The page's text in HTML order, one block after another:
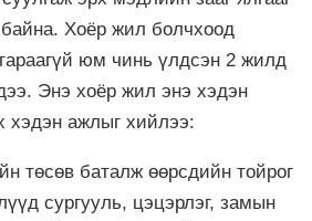
Хоёр жил болчхоод
юм чинь үлдсэн 2 жилд
Энэ хоёр жил энэ хэдэн
хэдэн ажлыг хийлээ:
төсөв баталж өөрсдийн тойрог
сургууль, цэцэрлэг, замын